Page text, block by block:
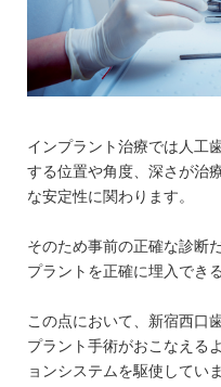
インプラント治療では人工
する位置や角度、深さが治
な安定性に関わります。
そのため事前の正確な診断
プラントを正確に埋入でき
この点において、新宿西口
プラント手術がおこなえる
ョンシステムを駆使していま